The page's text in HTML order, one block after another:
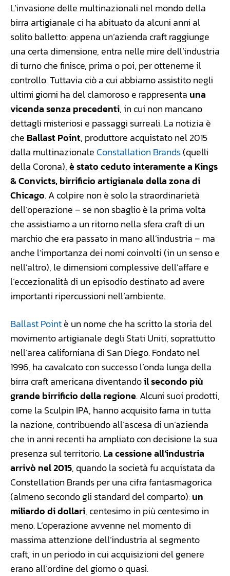
L’invasione delle multinazionali nel mondo della
birra artigianale ci ha abituato da alcuni anni al
solito balletto: appena un’azienda craft raggiunge
una certa dimensione, entra nelle mire dell’industria
di turno che finisce, prima o poi, per ottenerne il
controllo. Tuttavia ciò a cui abbiamo assistito negli
ultimi giorni ha del clamoroso e rappresenta una
vicenda senza precedenti, in cui non mancano
dettagli misteriosi e passaggi surreali. La notizia è
che Ballast Point, produttore acquistato nel 2015
dalla multinazionale Constallation Brands(quelli
della Corona),è stato ceduto interamente a Kings
& Convicts, birrificio artigianale della zona di
Chicago. A colpire non è solo la straordinarietà
dell’operazione – se non sbaglio è la prima volta
che assistiamo a un ritorno nella sfera craft di un
marchio che era passato in mano all’industria – ma
anche l’importanza dei nomi coinvolti (in un senso e
nell’altro), le dimensioni complessive dell’affare e
l’eccezionalità di un episodio destinato ad avere
importanti ripercussioni nell’ambiente.
Ballast Pointè un nome che ha scritto la storia del
movimento artigianale degli Stati Uniti, soprattutto
nell’area californiana di San Diego. Fondato nel
1996, ha cavalcato con successo l’onda lunga della
birra craft americana diventandoil secondo più
grande birrificio della regione. Alcuni suoi prodotti,
come la Sculpin IPA, hanno acquisito fama in tutta
la nazione, contribuendo all’ascesa di un’azienda
che in anni recenti ha ampliato con decisione la sua
presenza sul territorio.La cessione all’industria
arrivò nel 2015, quando la società fu acquistata da
Constellation Brands per una cifra fantasmagorica
(almeno secondo gli standard del comparto):un
miliardo di dollari, centesimo in più centesimo in
meno. L’operazione avvenne nel momento di
massima attenzione dell’industria al segmento
craft, in un periodo in cui acquisizioni del genere
erano all’ordine del giorno o quasi.